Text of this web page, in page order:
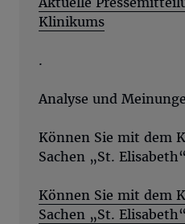
Klinikums
.
Analyse und
Können Sie mit dem
Sachen „St.
Können Sie mit dem
Sachen „St.